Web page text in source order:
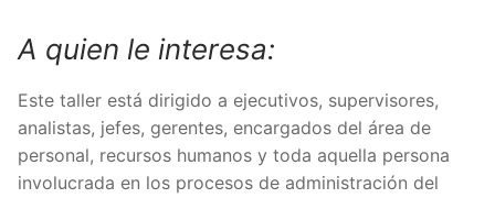
A quien le interesa:
Este taller está dirigido a ejecutivos, supervisores,
analistas, jefes, gerentes, encargados del área de
personal, recursos humanos y toda aquella persona
involucrada en los procesos de administración del